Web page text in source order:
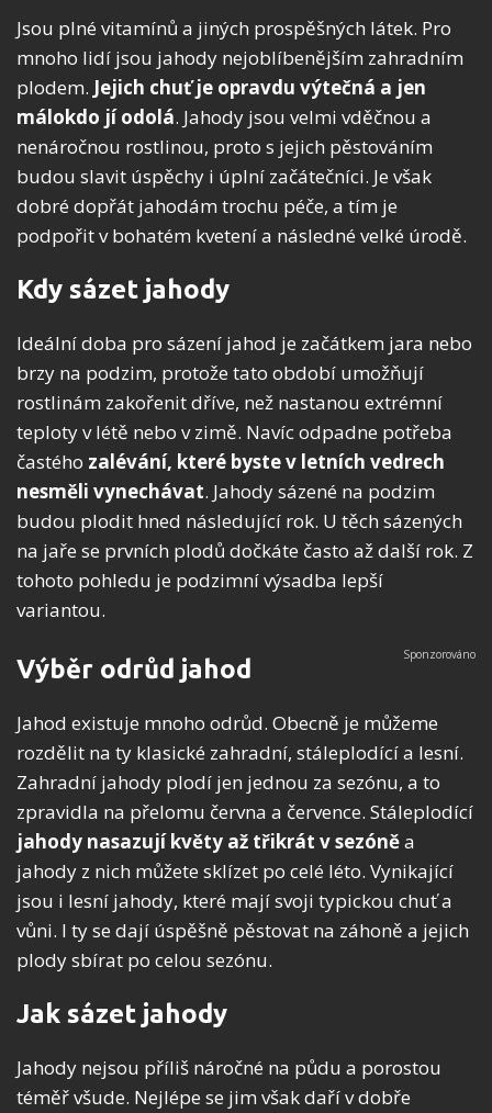
Jsou plné vitamínů a jiných prospěšných látek. Pro
mnoho lidí jsou jahody nejoblíbenějším zahradním
plodem. Jejich chuť je opravdu výtečná a jen
málokdo jí odolá. Jahody jsou velmi vděčnou a
nenáročnou rostlinou, proto s jejich pěstováním
budou slavit úspěchy i úplní začátečníci. Je však
dobré dopřát jahodám trochu péče, a tím je
podpořit v bohatém kvetení a následné velké úrodě.
Kdy sázet jahody
Ideální doba pro sázení jahod je začátkem jara nebo
brzy na podzim, protože tato období umožňují
rostlinám zakořenit dříve, než nastanou extrémní
teploty v létě nebo v zimě. Navíc odpadne potřeba
častého zalévání, které byste v letních vedrech
nesměli vynechávat. Jahody sázené na podzim
budou plodit hned následující rok. U těch sázených
na jaře se prvních plodů dočkáte často až další rok. Z
tohoto pohledu je podzimní výsadba lepší
variantou.
Výběr odrůd jahod
Jahod existuje mnoho odrůd. Obecně je můžeme
rozdělit na ty klasické zahradní, stáleplodící a lesní.
Zahradní jahody plodí jen jednou za sezónu, a to
zpravidla na přelomu června a července. Stáleplodící
jahody nasazují květy až třikrát v sezóněa
jahody z nich můžete sklízet po celé léto. Vynikající
jsou i lesní jahody, které mají svoji typickou chuť a
vůni. I ty se dají úspěšně pěstovat na záhoně a jejich
plody sbírat po celou sezónu.
Jak sázet jahody
Jahody nejsou příliš náročné na půdu a porostou
téměř všude. Nejlépe se jim však daří v dobře